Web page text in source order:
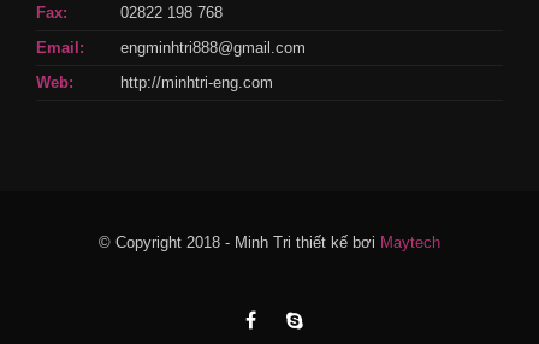
Fax:
02822 198 768
Email:
engminhtri888@gmail.com
Web:
http://minhtri-eng.com
© Copyright 2018 - Minh Tri thiết kế bơi Maytech